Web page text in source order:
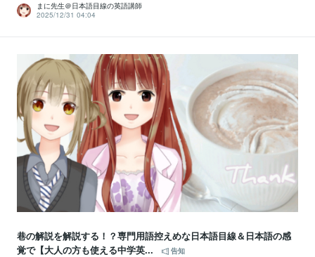
まに先生＠日本語目線の英語講師
2025/12/31 04:04
巷の解説を解説する！？専門用語控えめな日本語目線＆日本語の感
覚で【大人の方も使える中学英...
告知